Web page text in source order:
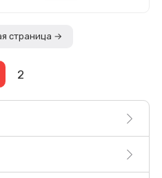
страница →
2